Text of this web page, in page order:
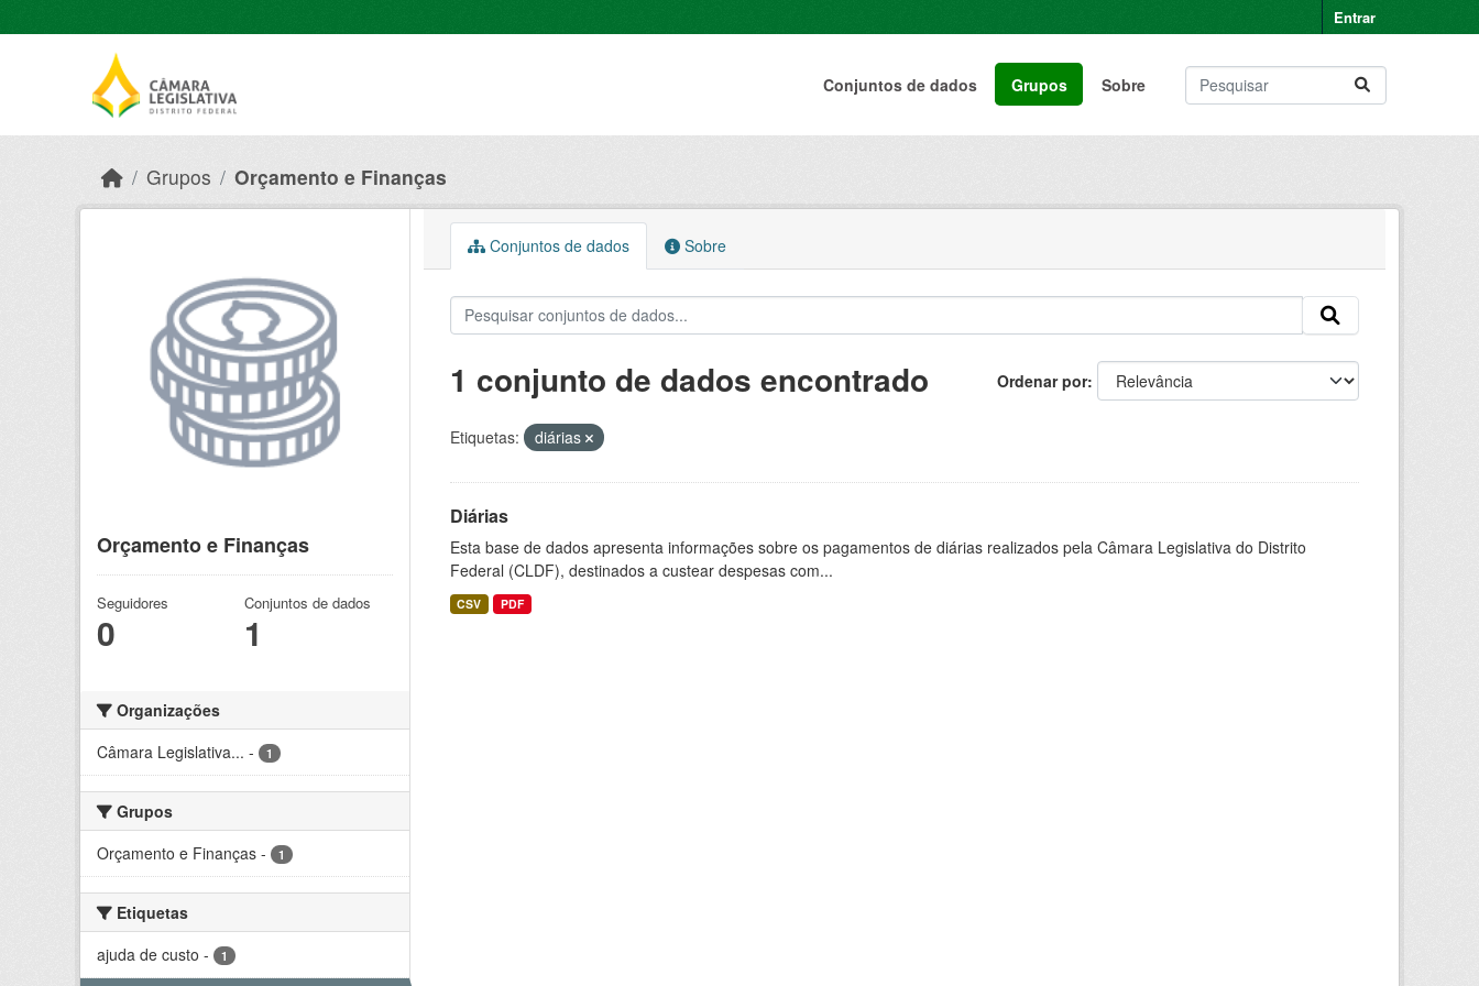
Entrar
Conjuntos de dados Grupos Sobre
Grupos Orçamento e Finanças
Orçamento e Finanças
Seguidores
0
Conjuntos de dados
1
Organizações
Câmara Legislativa... - 1
Grupos
Orçamento e Finanças - 1
Etiquetas
ajuda de custo - 1
Conjuntos de dados Sobre
Ordenar por
1 conjunto de dados encontrado
Etiquetas: diárias
Diárias
Esta base de dados apresenta informações sobre os pagamentos de diárias realizados pela Câmara Legislativa do Distrito
Federal (CLDF), destinados a custear despesas com...
CSV PDF